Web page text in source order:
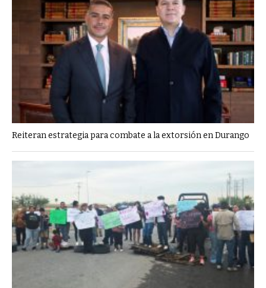
Reiteran estrategia para combate a la extorsión en Durango